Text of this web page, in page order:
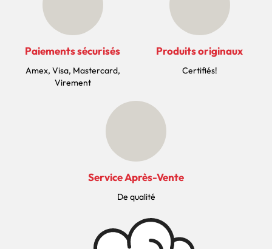
Paiements sécurisés
Amex, Visa, Mastercard,
Virement
Produits originaux
Certifiés!
Service Après-Vente
De qualité